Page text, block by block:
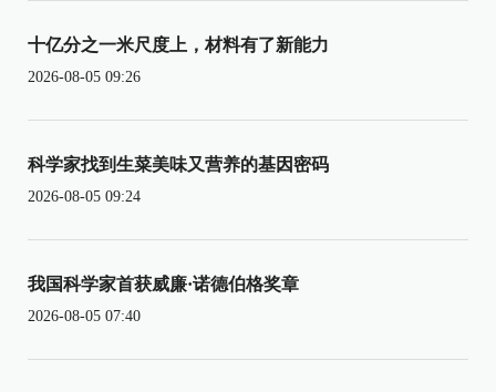
十亿分之一米尺度上，材料有了新能力
2026-08-05 09:26
科学家找到生菜美味又营养的基因密码
2026-08-05 09:24
我国科学家首获威廉·诺德伯格奖章
2026-08-05 07:40